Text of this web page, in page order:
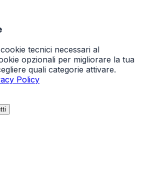
tecnici necessari al
opzionali per migliorare la tua
quali categorie attivare.
Policy